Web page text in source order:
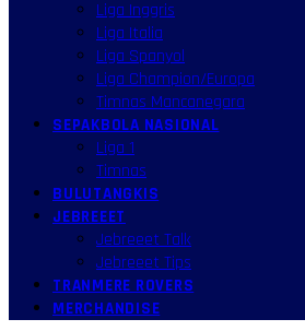
Liga Inggris
Liga Italia
Liga Spanyol
Liga Champion/Europa
Timnas Mancanegara
SEPAKBOLA NASIONAL
Liga 1
Timnas
BULUTANGKIS
JEBREEET
Jebreeet Talk
Jebreeet Tips
TRANMERE ROVERS
MERCHANDISE